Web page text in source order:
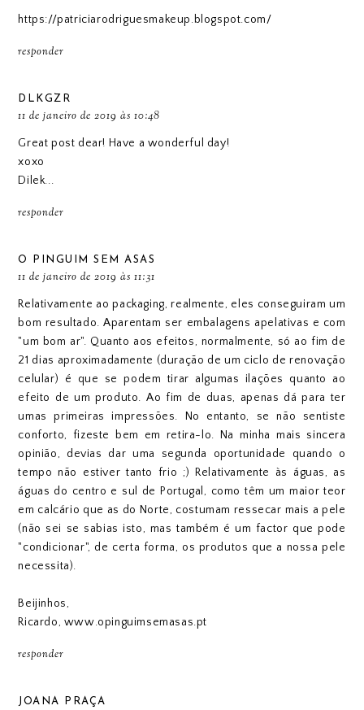
https://patriciarodriguesmakeup.blogspot.com/
responder
DLKGZR
11 de janeiro de 2019 às 10:48
Great post dear! Have a wonderful day!
xoxo
Dilek...
responder
O PINGUIM SEM ASAS
11 de janeiro de 2019 às 11:31
Relativamente ao packaging, realmente, eles conseguiram um
bom resultado. Aparentam ser embalagens apelativas e com
"um bom ar". Quanto aos efeitos, normalmente, só ao fim de
21 dias aproximadamente (duração de um ciclo de renovação
celular) é que se podem tirar algumas ilações quanto ao
efeito de um produto. Ao fim de duas, apenas dá para ter
umas primeiras impressões. No entanto, se não sentiste
conforto, fizeste bem em retira-lo. Na minha mais sincera
opinião, devias dar uma segunda oportunidade quando o
tempo não estiver tanto frio ;) Relativamente às águas, as
águas do centro e sul de Portugal, como têm um maior teor
em calcário que as do Norte, costumam ressecar mais a pele
(não sei se sabias isto, mas também é um factor que pode
"condicionar", de certa forma, os produtos que a nossa pele
necessita).
Beijinhos,
Ricardo, www.opinguimsemasas.pt
responder
JOANA PRAÇA